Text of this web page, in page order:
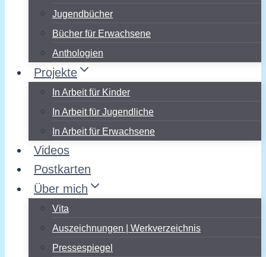
Jugendbücher
Bücher für Erwachsene
Anthologien
Projekte
In Arbeit für Kinder
In Arbeit für Jugendliche
In Arbeit für Erwachsene
Videos
Postkarten
Über mich
Vita
Auszeichnungen | Werkverzeichnis
Pressespiegel